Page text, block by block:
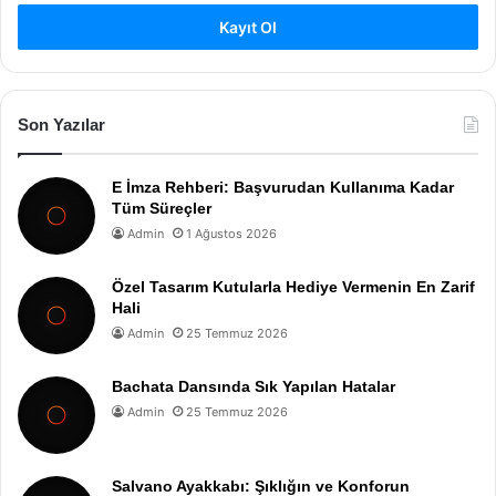
Kayıt Ol
Son Yazılar
E İmza Rehberi: Başvurudan Kullanıma Kadar
Tüm Süreçler
Admin 1 Ağustos 2026
Özel Tasarım Kutularla Hediye Vermenin En Zarif
Hali
Admin 25 Temmuz 2026
Bachata Dansında Sık Yapılan Hatalar
Admin 25 Temmuz 2026
Salvano Ayakkabı: Şıklığın ve Konforun